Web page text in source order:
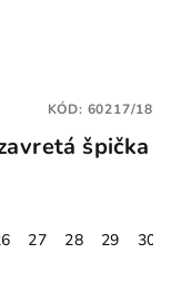
špička
27 28 29
30
KÓD: 60217/18